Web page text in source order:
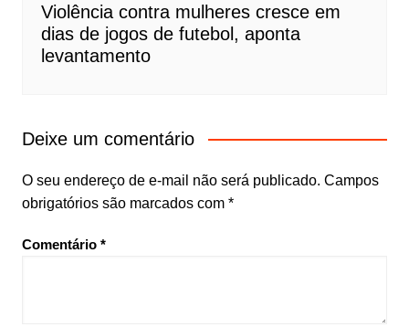
Violência contra mulheres cresce em
dias de jogos de futebol, aponta
levantamento
Deixe um comentário
O seu endereço de e-mail não será publicado. Campos
obrigatórios são marcados com *
Comentário *